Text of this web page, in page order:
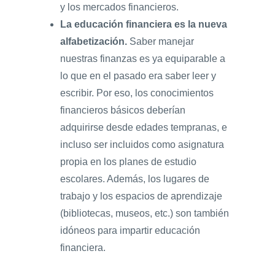
y los mercados financieros.
La educación financiera es la nueva
alfabetización. Saber manejar
nuestras finanzas es ya equiparable a
lo que en el pasado era saber leer y
escribir. Por eso, los conocimientos
financieros básicos deberían
adquirirse desde edades tempranas, e
incluso ser incluidos como asignatura
propia en los planes de estudio
escolares. Además, los lugares de
trabajo y los espacios de aprendizaje
(bibliotecas, museos, etc.) son también
idóneos para impartir educación
financiera.